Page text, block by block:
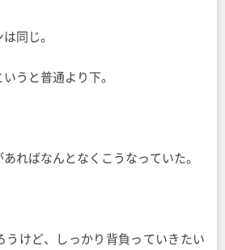
同じ。
うと普通より下。
ればなんとなくこうなっていた。
うけど、しっかり背負っていきたい